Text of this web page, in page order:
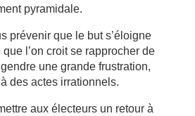
pyramidale.
prévenir que le but s’éloigne
l’on croit se rapprocher de
une grande frustration,
des actes irrationnels.
aux électeurs un retour à